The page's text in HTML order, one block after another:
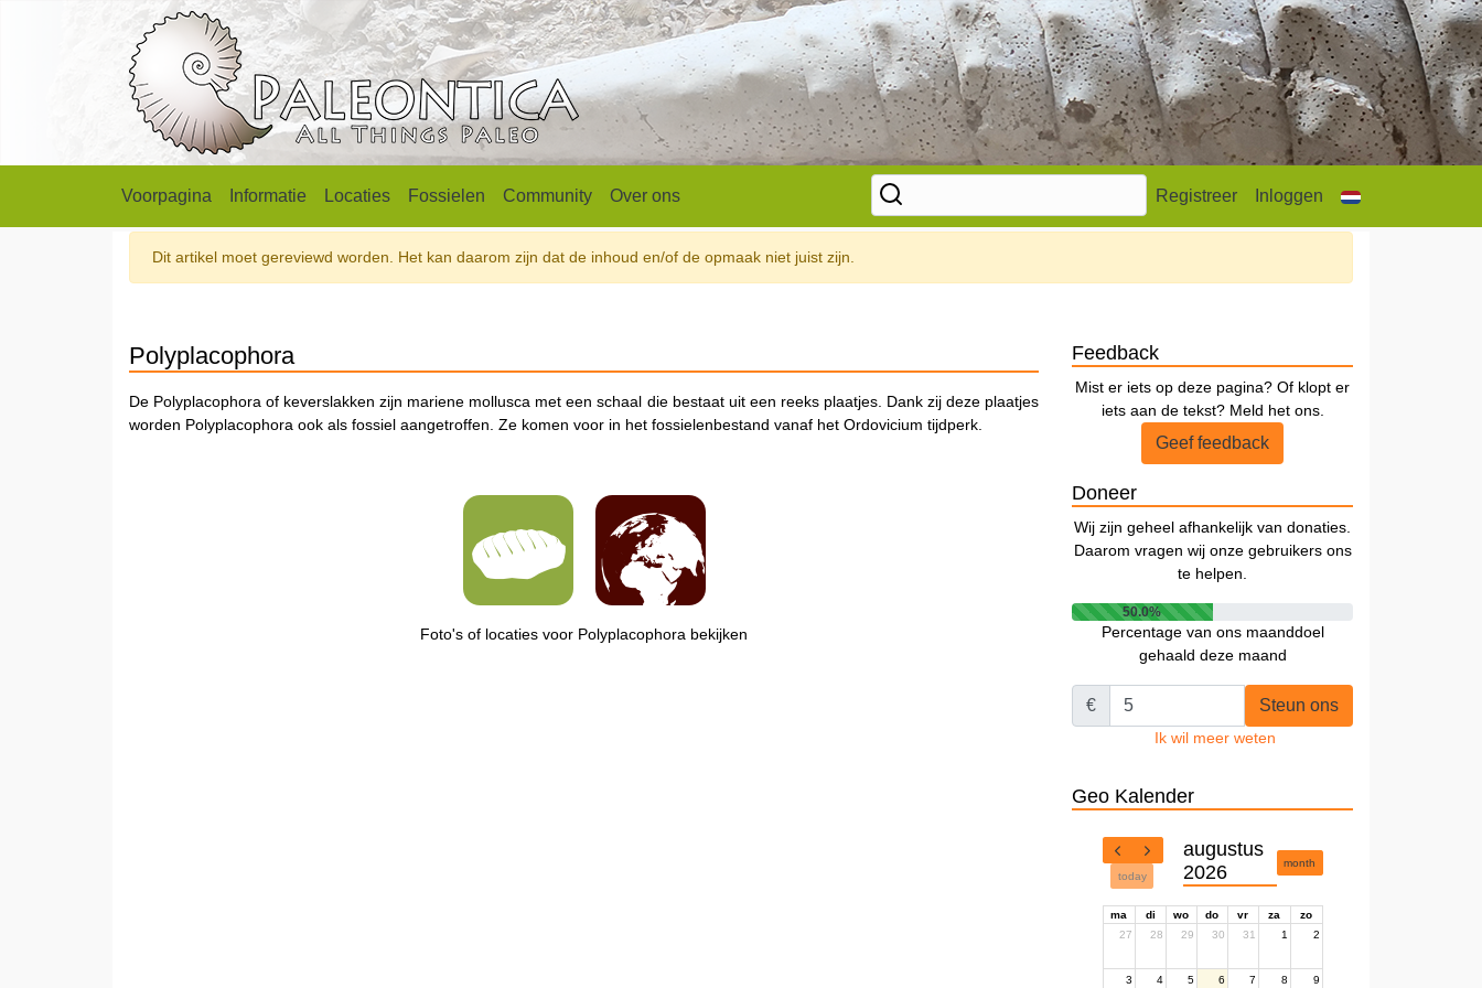
Voorpagina Informatie Locaties Fossielen Community Over ons Registreer Inloggen
Dit artikel moet gereviewd worden. Het kan daarom zijn dat de inhoud en/of de opmaak niet juist zijn.
Polyplacophora
De Polyplacophora of keverslakken zijn mariene mollusca met een schaal die bestaat uit een reeks plaatjes. Dank zij deze plaatjes
worden Polyplacophora ook als fossiel aangetroffen. Ze komen voor in het fossielenbestand vanaf het Ordovicium tijdperk.
Foto's of locaties voor Polyplacophora bekijken
Feedback
Mist er iets op deze pagina? Of klopt er
iets aan de tekst? Meld het ons.
Geef feedback
Doneer
Wij zijn geheel afhankelijk van donaties.
Daarom vragen wij onze gebruikers ons
te helpen.
50.0%
Percentage van ons maanddoel
gehaald deze maand
€ Steun ons
Ik wil meer weten
Geo Kalender
today
augustus
2026
month
ma di wo do vr za
zo
27
28 29 30 31 1 2
3 4 5 6 7 8 9